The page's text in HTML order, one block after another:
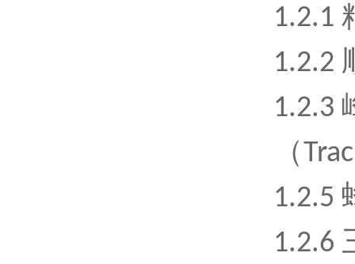
1.2.1
1.2.2
1.2.3
（
1.2.5
1.2.6